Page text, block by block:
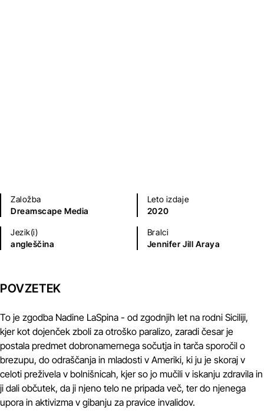
Založba
Dreamscape Media
Leto izdaje
2020
Jezik(i)
angleščina
Bralci
Jennifer Jill Araya
POVZETEK
To je zgodba Nadine LaSpina - od zgodnjih let na rodni Siciliji,
kjer kot dojenček zboli za otroško paralizo, zaradi česar je
postala predmet dobronamernega sočutja in tarča sporočil o
brezupu, do odraščanja in mladosti v Ameriki, ki ju je skoraj v
celoti preživela v bolnišnicah, kjer so jo mučili v iskanju zdravila in
ji dali občutek, da ji njeno telo ne pripada več, ter do njenega
upora in aktivizma v gibanju za pravice invalidov.